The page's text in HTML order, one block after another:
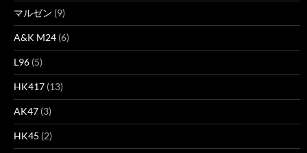
マルゼン (9)
A&K M24 (6)
L96 (5)
HK417 (13)
AK47 (3)
HK45 (2)